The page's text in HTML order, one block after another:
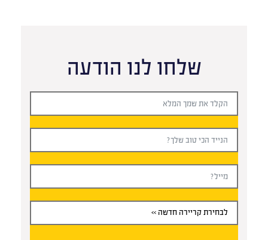
שלחו לנו הודעה